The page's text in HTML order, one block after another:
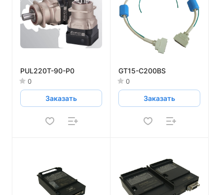
PUL220T-90-P0
0
Заказать
GT15-C200BS
0
Заказать